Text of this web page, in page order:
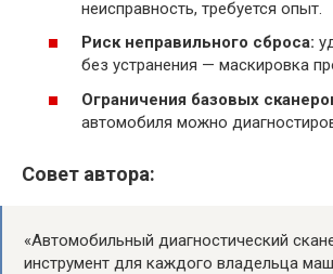
неисправность, требуется опыт.
Риск неправильного сброса:
без устранения — маскировка
Ограничения базовых
автомобиля можно
Совет автора:
«Автомобильный диагностический
инструмент для каждого владельца